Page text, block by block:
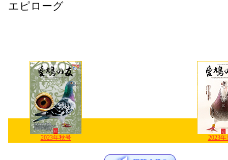
エピローグ
2023年秋号 2023